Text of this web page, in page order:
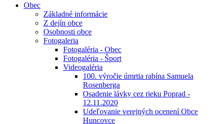
Obec
Základné informácie
Z dejín obce
Osobnosti obce
Fotogaleria
Fotogaléria - Obec
Fotogaléria - Šport
Videogaléria
100. výročie úmrtia rabína Samuela
Rosenberga
Osadenie lávky cez rieku Poprad -
12.11.2020
Udeľovanie verejných ocenení Obce
Huncovce